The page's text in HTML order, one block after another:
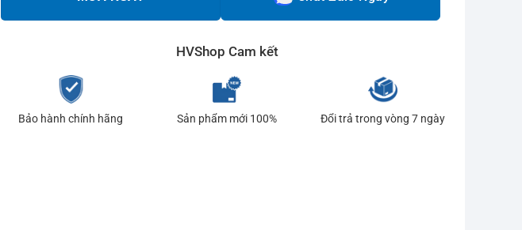
HVShop Cam kết
Bảo hành chính hãng Sản phẩm mới 100% Đổi trả trong vòng 7 ngày